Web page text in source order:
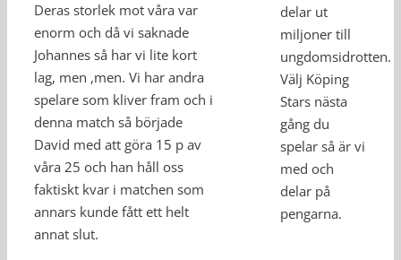
Deras storlek mot våra var
enorm och då vi saknade
Johannes så har vi lite kort
lag, men ,men. Vi har andra
spelare som kliver fram och i
denna match så började
David med att göra 15 p av
våra 25 och han håll oss
faktiskt kvar i matchen som
annars kunde fått ett helt
annat slut.
delar ut
miljoner till
ungdomsidrotten.
Välj Köping
Stars nästa
gång du
spelar så är vi
med och
delar på
pengarna.